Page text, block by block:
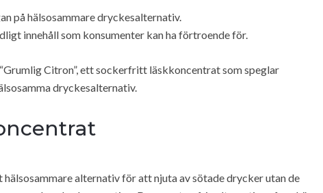
på hälsosammare dryckesalternativ.
innehåll som konsumenter kan ha förtroende för.
Citron”, ett sockerfritt läskkoncentrat som speglar
dryckesalternativ.
alternativ för att njuta av sötade drycker utan de